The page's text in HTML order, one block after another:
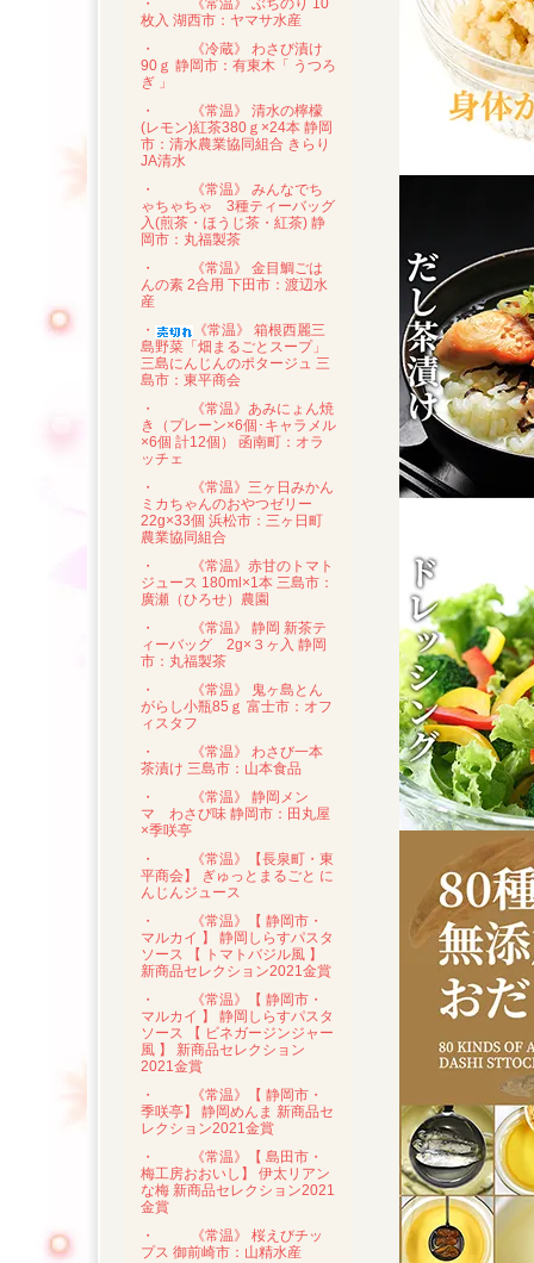
・
《常温》 ぶちのり 10
枚入 湖西市：ヤマサ水産
・
《冷蔵》 わさび漬け
90ｇ 静岡市：有東木「 うつろ
ぎ 」
・
《常温》 清水の檸檬
(レモン)紅茶380ｇ×24本 静岡
市：清水農業協同組合 きらり
JA清水
・
《常温》 みんなでち
ゃちゃちゃ 3種ティーバッグ
入(煎茶・ほうじ茶・紅茶) 静
岡市：丸福製茶
・
《常温》 金目鯛ごは
んの素 2合用 下田市：渡辺水
産
・
《常温》 箱根西麗三
島野菜「畑まるごとスープ」
三島にんじんのポタージュ 三
島市：東平商会
・
《常温》あみにょん焼
き（プレーン×6個･キャラメル
×6個 計12個） 函南町：オラ
ッチェ
・
《常温》三ヶ日みかん
ミカちゃんのおやつゼリー
22g×33個 浜松市：三ヶ日町
農業協同組合
・
《常温》赤甘のトマト
ジュース 180ml×1本 三島市：
廣瀬（ひろせ）農園
・
《常温》 静岡 新茶テ
ィーバッグ 2g×３ヶ入 静岡
市：丸福製茶
・
《常温》 鬼ヶ島とん
がらし小瓶85ｇ 富士市：オフ
ィスタフ
・
《常温》 わさび一本
茶漬け 三島市：山本食品
・
《常温》 静岡メン
マ わさび味 静岡市：田丸屋
×季咲亭
・
《常温》【長泉町・東
平商会】 ぎゅっとまるごと に
んじんジュース
・
《常温》【 静岡市・
マルカイ 】 静岡しらすパスタ
ソース 【 トマトバジル風 】
新商品セレクション2021金賞
・
《常温》【 静岡市・
マルカイ 】 静岡しらすパスタ
ソース 【 ビネガージンジャー
風 】 新商品セレクション
2021金賞
・
《常温》【 静岡市・
季咲亭】 静岡めんま 新商品セ
レクション2021金賞
・
《常温》【 島田市・
梅工房おおいし】 伊太リアン
な梅 新商品セレクション2021
金賞
・
《常温》 桜えびチッ
プス 御前崎市：山精水産